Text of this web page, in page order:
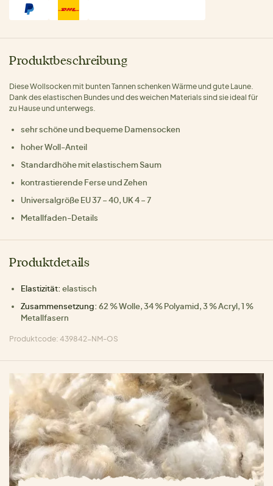
Produktbeschreibung
Diese Wollsocken mit bunten Tannen schenken Wärme und gute Laune.
Dank des elastischen Bundes und des weichen Materials sind sie ideal für
zu Hause und unterwegs.
sehr schöne und bequeme Damensocken
hoher Woll-Anteil
Standardhöhe mit elastischem Saum
kontrastierende Ferse und Zehen
Universalgröße EU 37 – 40, UK 4 – 7
Metallfaden-Details
Produktdetails
Elastizität: elastisch
Zusammensetzung: 62 % Wolle, 34 % Polyamid, 3 % Acryl, 1 %
Metallfasern
Produktcode: 439842-NM-OS